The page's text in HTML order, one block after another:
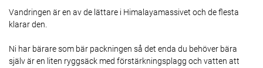
Vandringen är en av de lättare i Himalayamassivet och de flesta
klarar den.
Ni har bärare som bär packningen så det enda du behöver bära
själv är en liten ryggsäck med förstärkningsplagg och vatten att